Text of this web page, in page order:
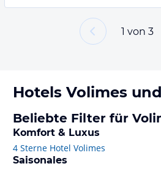
1 von 3
Hotels Volimes
Beliebte Filter für
Komfort & Luxus
4 Sterne Hotel Volimes
Saisonales